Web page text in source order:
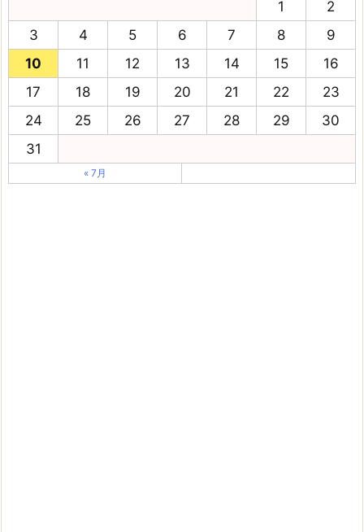
1
2
3
4 5 6 7 8
9
10
11 12 13 14 15
16
17
18 19 20 21 22
23
24
25 26 27 28 29
30
31
« 7月